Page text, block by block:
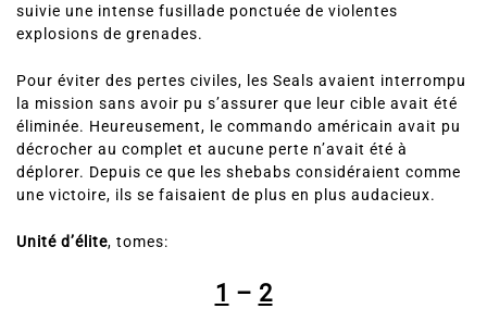
suivie une intense fusillade ponctuée de violentes
explosions de grenades.
Pour éviter des pertes civiles, les Seals avaient interrompu
la mission sans avoir pu s’assurer que leur cible avait été
éliminée. Heureusement, le commando américain avait pu
décrocher au complet et aucune perte n’avait été à
déplorer. Depuis ce que les shebabs considéraient comme
une victoire, ils se faisaient de plus en plus audacieux.
Unité d’élite, tomes:
1 – 2